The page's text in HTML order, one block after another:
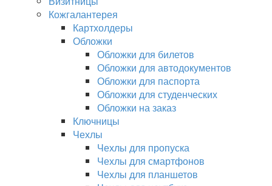
Кожгалантерея
Картхолдеры
Обложки
Обложки для билетов
Обложки для автодокументов
Обложки для паспорта
Обложки для студенческих
Обложки на заказ
Ключницы
Чехлы
Чехлы для пропуска
Чехлы для смартфонов
Чехлы для планшетов